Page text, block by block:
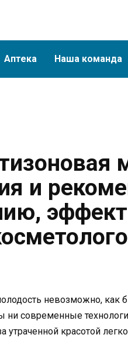
Аптека Наша команда
и
невозможно, как
ни современные
утраченной красотой